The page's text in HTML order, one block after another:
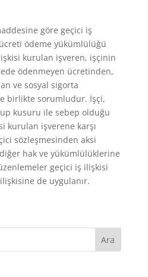
göre geçici iş
ödeme yükümlülüğü
kurulan işveren, işçinin
ödenmeyen ücretinden,
ve sosyal sigorta
birlikte sorumludur. İşçi,
kusuru ile sebep olduğu
kurulan işverene karşı
sözleşmesinden aksi
hak ve yükümlülüklerine
geçici iş ilişkisi
de uygulanır.